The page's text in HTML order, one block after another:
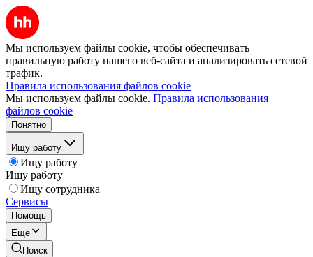
Мы используем файлы cookie, чтобы обеспечивать
правильную работу нашего веб-сайта и анализировать сетевой
трафик.
Правила использования файлов cookie
Мы используем файлы cookie. Правила использования
файлов cookie
Понятно
Ищу работу
Ищу работу
Ищу работу
Ищу сотрудника
Сервисы
Помощь
Ещё
Поиск